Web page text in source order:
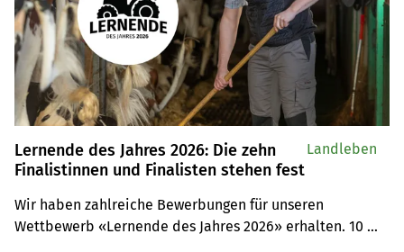
Lernende des Jahres 2026: Die zehn
Finalistinnen und Finalisten stehen fest
Wir haben zahlreiche Bewerbungen für unseren
Wettbewerb «Lernende des Jahres 2026» erhalten. 10
Landleben